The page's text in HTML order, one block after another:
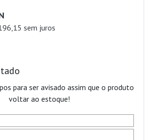
sem juros
para ser avisado assim que o produto
voltar ao estoque!